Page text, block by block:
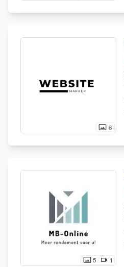
photo_size_select_actual 6
photo_size_select_actual5 videocam 1